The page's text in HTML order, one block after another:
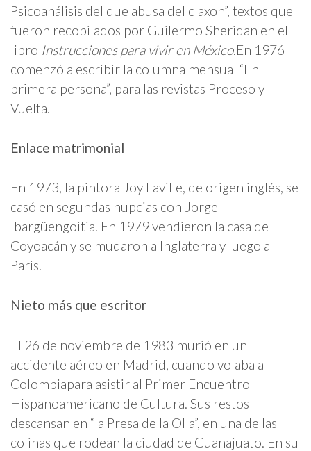
Psicoanálisis del que abusa del claxon”, textos que
fueron recopilados por Guilermo Sheridan en el
libro Instrucciones para vivir en México.En 1976
comenzó a escribir la columna mensual “En
primera persona”, para las revistas Proceso y
Vuelta.
Enlace matrimonial
En 1973, la pintora Joy Laville, de origen inglés, se
casó en segundas nupcias con Jorge
Ibargüengoitia. En 1979 vendieron la casa de
Coyoacán y se mudaron a Inglaterra y luego a
Paris.
Nieto más que escritor
El 26 de noviembre de 1983 murió en un
accidente aéreo en Madrid, cuando volaba a
Colombiapara asistir al Primer Encuentro
Hispanoamericano de Cultura. Sus restos
descansan en “la Presa de la Olla”, en una de las
colinas que rodean la ciudad de Guanajuato. En su